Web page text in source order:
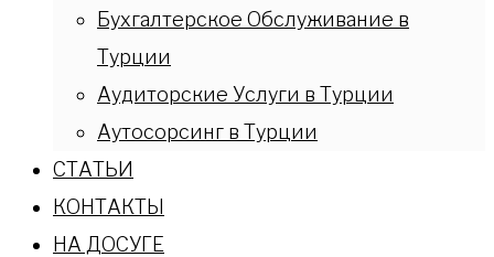
Бухгалтерское Обслуживание в
Турции
Аудиторские Услуги в Турции
Аутосорсинг в Турции
СТАТЬИ
КОНТАКТЫ
НА ДОСУГЕ